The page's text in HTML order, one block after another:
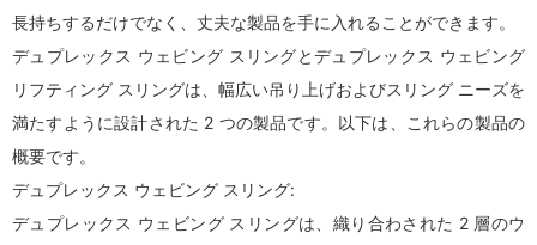
長持ちするだけでなく、丈夫な製品を手に入れることができます。
デュプレックス ウェビング スリングとデュプレックス ウェビング
リフティング スリングは、幅広い吊り上げおよびスリング ニーズを
満たすように設計された 2 つの製品です。以下は、これらの製品の
概要です。
デュプレックス ウェビング スリング:
デュプレックス ウェビング スリングは、織り合わされた 2 層のウ